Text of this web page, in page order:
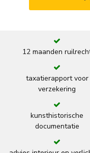
12 maanden
taxatierapport voor
verzekering
kunsthistorische
documentatie